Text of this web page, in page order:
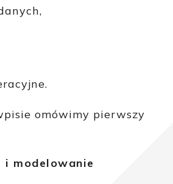
omówimy pierwszy
modelowanie